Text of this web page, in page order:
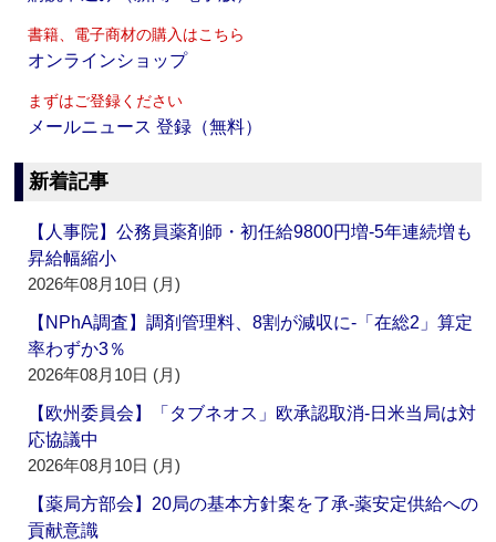
書籍、電子商材の購入はこちら
オンラインショップ
まずはご登録ください
メールニュース 登録（無料）
新着記事
【人事院】公務員薬剤師・初任給9800円増‐5年連続増も
昇給幅縮小
2026年08月10日 (月)
【NPhA調査】調剤管理料、8割が減収に‐「在総2」算定
率わずか3％
2026年08月10日 (月)
【欧州委員会】「タブネオス」欧承認取消‐日米当局は対
応協議中
2026年08月10日 (月)
【薬局方部会】20局の基本方針案を了承‐薬安定供給への
貢献意識